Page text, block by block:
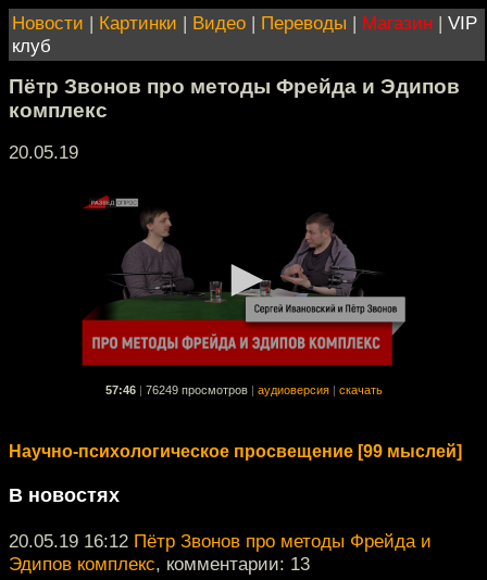
Новости | Картинки | Видео | Переводы | Магазин | VIP
клуб
Пётр Звонов про методы Фрейда и Эдипов
комплекс
20.05.19
57:46 76249 просмотров аудиоверсия скачать
Научно-психологическое просвещение [99 мыслей]
В новостях
20.05.19 16:12 Пётр Звонов про методы Фрейда и
Эдипов комплекс, комментарии: 13